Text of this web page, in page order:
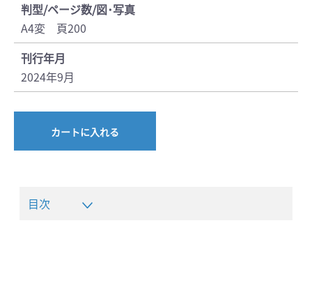
判型/ページ数/図･写真
A4変 頁200
刊行年月
2024年9月
カートに入れる
目次